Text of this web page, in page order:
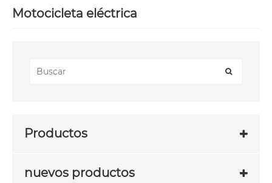
Motocicleta eléctrica
Productos
nuevos productos